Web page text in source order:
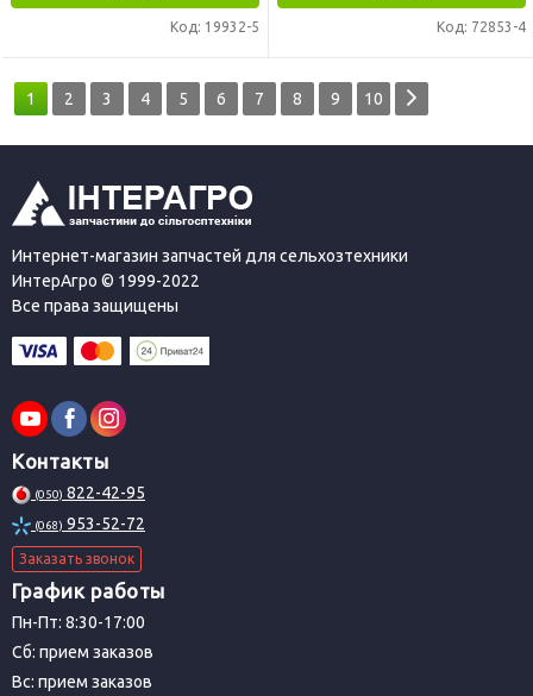
Код: 19932-5 Код: 72853-4
1 2 3 4 5 6 7 8 9 10
Интернет-магазин запчастей для сельхозтехники
ИнтерАгро © 1999-2022
Все права защищены
Контакты
(050) 822-42-95
(068) 953-52-72
Заказать звонок
График работы
Пн-Пт: 8:30-17:00
Сб: прием заказов
Вс: прием заказов